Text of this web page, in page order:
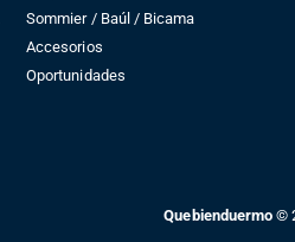
Sommier / Baúl / Bicama
Accesorios
Oportunidades
Quebienduermo©